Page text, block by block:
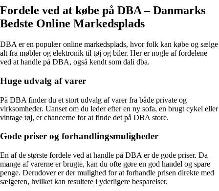
Fordele ved at købe på DBA – Danmarks
Bedste Online Markedsplads
DBA er en populær online markedsplads, hvor folk kan købe og sælge
alt fra møbler og elektronik til tøj og biler. Her er nogle af fordelene
ved at handle på DBA, også kendt som dali dba.
Huge udvalg af varer
På DBA finder du et stort udvalg af varer fra både private og
virksomheder. Uanset om du leder efter en ny sofa, en brugt cykel eller
vintage tøj, er chancerne for at finde det på DBA store.
Gode priser og forhandlingsmuligheder
En af de største fordele ved at handle på DBA er de gode priser. Da
mange af varerne er brugte, kan du ofte gøre en god handel og spare
penge. Derudover er der mulighed for at forhandle prisen direkte med
sælgeren, hvilket kan resultere i yderligere besparelser.